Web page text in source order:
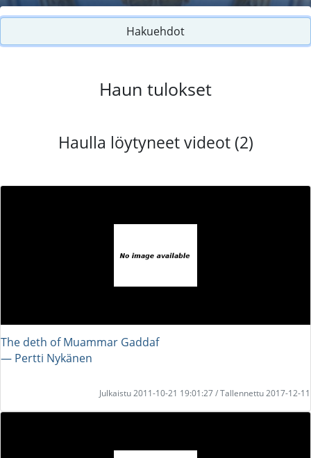
Hakuehdot
Haun tulokset
Haulla löytyneet videot (2)
The deth of Muammar Gaddaf
― Pertti Nykänen
Julkaistu 2011-10-21 19:01:27 / Tallennettu 2017-12-11